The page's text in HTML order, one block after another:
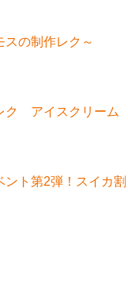
スの制作レク～
ク アイスクリーム
ント第2弾！スイカ